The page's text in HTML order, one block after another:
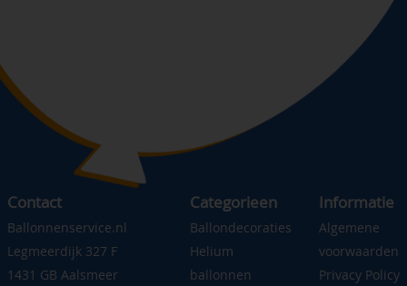
Contact
Ballonnenservice.nl
Legmeerdijk 327 F
1431 GB Aalsmeer
Categorieen
Ballondecoraties
Helium
ballonnen
Informatie
Algemene
voorwaarden
Privacy Policy